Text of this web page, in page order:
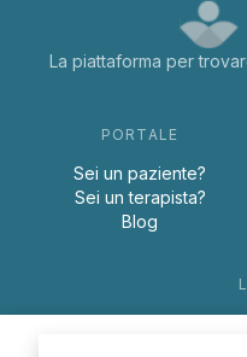
La piattaforma per
PORTALE
Sei un paziente?
Sei un terapista?
Blog